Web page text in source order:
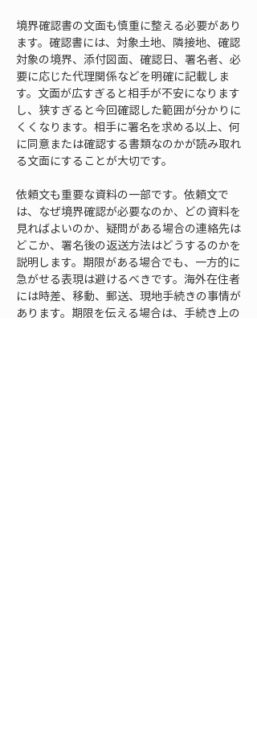
境界確認書の文面も慎重に整える必要があり
ます。確認書には、対象土地、隣接地、確認
対象の境界、添付図面、確認日、署名者、必
要に応じた代理関係などを明確に記載しま
す。文面が広すぎると相手が不安になります
し、狭すぎると今回確認した範囲が分かりに
くくなります。相手に署名を求める以上、何
に同意または確認する書類なのかが読み取れ
る文面にすることが大切です。
依頼文も重要な資料の一部です。依頼文で
は、なぜ境界確認が必要なのか、どの資料を
見ればよいのか、疑問がある場合の連絡先は
どこか、署名後の返送方法はどうするのかを
説明します。期限がある場合でも、一方的に
急がせる表現は避けるべきです。海外在住者
には時差、移動、郵送、現地手続きの事情が
あります。期限を伝える場合は、手続き上の